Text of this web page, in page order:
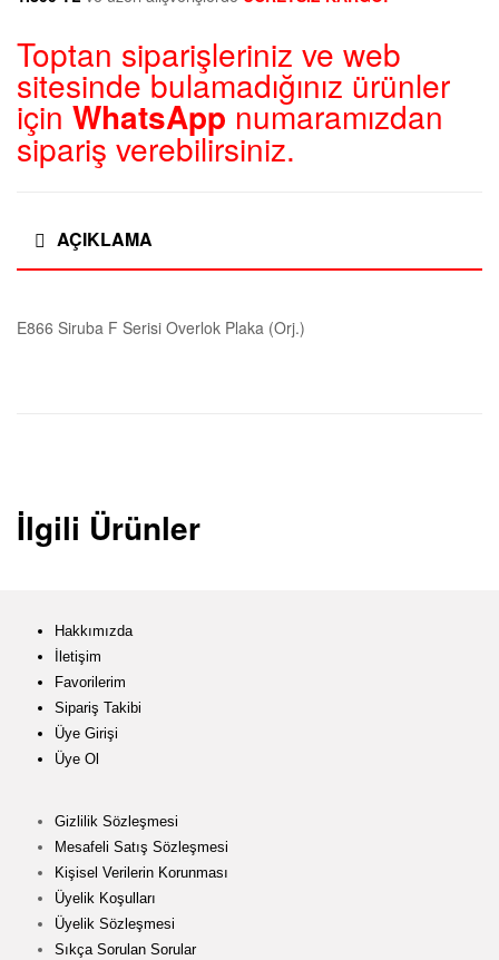
Toptan siparişleriniz ve web
sitesinde bulamadığınız ürünler
için WhatsApp numaramızdan
sipariş verebilirsiniz.
AÇIKLAMA
E866 Siruba F Serisi Overlok Plaka (Orj.)
İlgili Ürünler
Hakkımızda
İletişim
Favorilerim
Sipariş Takibi
Üye Girişi
Üye Ol
Gizlilik Sözleşmesi
Mesafeli Satış Sözleşmesi
Kişisel Verilerin Korunması
Üyelik Koşulları
Üyelik Sözleşmesi
Sıkça Sorulan Sorular